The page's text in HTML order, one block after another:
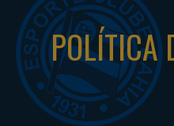
POLÍTICA